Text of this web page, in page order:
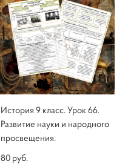
История 9 класс. Урок 66.
Развитие науки и народного
просвещения.
80 pуб.